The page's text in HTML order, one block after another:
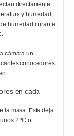
directamente
y humedad,
humedad durante
cámara un
conocedores
en cada
la masa. Esta deja
2 ºC o